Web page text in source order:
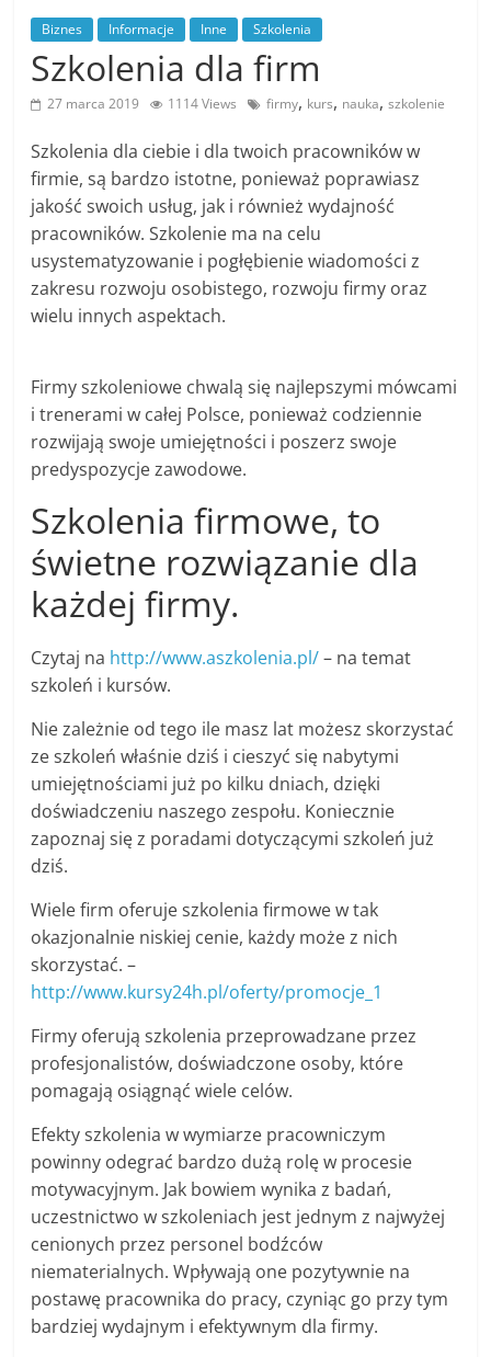
n
j
e
i
s
z
k
o
l
e
i
a
,
a
r
y
k
ł
,
i
n
f
o
m
a
j
e
b
r
a
n
ż
o
w
e
,
Biznes Informacje Inne Szkolenia
Szkolenia dla firm
27 marca 2019 1114 Views firmy, kurs, nauka,szkolenie
Szkolenia dla ciebie i dla twoich pracowników w
firmie, są bardzo istotne, ponieważ poprawiasz
jakość swoich usług, jak i również wydajność
pracowników. Szkolenie ma na celu
usystematyzowanie i pogłębienie wiadomości z
zakresu rozwoju osobistego, rozwoju firmy oraz
wielu innych aspektach.
Firmy szkoleniowe chwalą się najlepszymi mówcami
i trenerami w całej Polsce, ponieważ codziennie
rozwijają swoje umiejętności i poszerz swoje
predyspozycje zawodowe.
Szkolenia firmowe, to
świetne rozwiązanie dla
każdej firmy.
Czytaj na http://www.aszkolenia.pl/– na temat
szkoleń i kursów.
Nie zależnie od tego ile masz lat możesz skorzystać
ze szkoleń właśnie dziś i cieszyć się nabytymi
umiejętnościami już po kilku dniach, dzięki
doświadczeniu naszego zespołu. Koniecznie
zapoznaj się z poradami dotyczącymi szkoleń już
dziś.
Wiele firm oferuje szkolenia firmowe w tak
okazjonalnie niskiej cenie, każdy może z nich
skorzystać. –
http://www.kursy24h.pl/oferty/promocje_1
Firmy oferują szkolenia przeprowadzane przez
profesjonalistów, doświadczone osoby, które
pomagają osiągnąć wiele celów.
Efekty szkolenia w wymiarze pracowniczym
powinny odegrać bardzo dużą rolę w procesie
motywacyjnym. Jak bowiem wynika z badań,
uczestnictwo w szkoleniach jest jednym z najwyżej
cenionych przez personel bodźców
niematerialnych. Wpływają one pozytywnie na
postawę pracownika do pracy, czyniąc go przy tym
bardziej wydajnym i efektywnym dla firmy.